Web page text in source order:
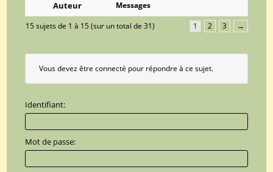
Auteur
Messages
15 sujets de 1 à 15 (sur un total de 31)
1 2 3 →
Vous devez être connecté pour répondre à ce sujet.
Identifiant:
Mot de passe: